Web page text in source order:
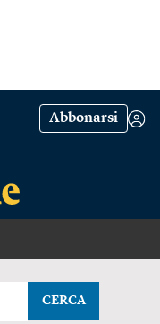
Abbonarsi
CERCA